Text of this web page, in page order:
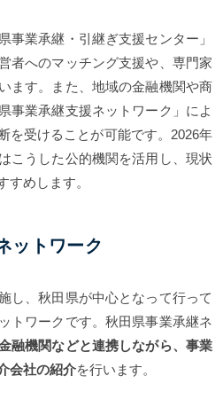
事業承継・引継ぎ支援センター」
者へのマッチング支援や、専門家
ます。また、地域の金融機関や商
事業承継支援ネットワーク」によ
を受けることが可能です。2026年
こうした公的機関を活用し、現状
すめします。
ットワーク
し、秋田県が中心となって行って
トワークです。秋田県事業承継ネ
融機関などと連携しながら、事業
会社の紹介を行います。